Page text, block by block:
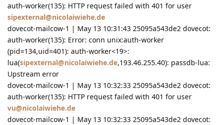
auth-worker(135): HTTP request failed with 401 for user
sipexternal@nicolaiwiehe.de
dovecot-mailcow-1 | May 13 10:31:43 25095a543de2 dovecot:
auth-worker(135): Error: conn unix:auth-worker
(pid=134,uid=401): auth-worker<19>:
lua(sipexternal@nicolaiwiehe.de,193.46.255.40): passdb-lua:
Upstream error
dovecot-mailcow-1 | May 13 10:32:33 25095a543de2 dovecot:
auth-worker(135): HTTP request failed with 401 for user
vu@nicolaiwiehe.de
dovecot-mailcow-1 | May 13 10:32:33 25095a543de2 dovecot: